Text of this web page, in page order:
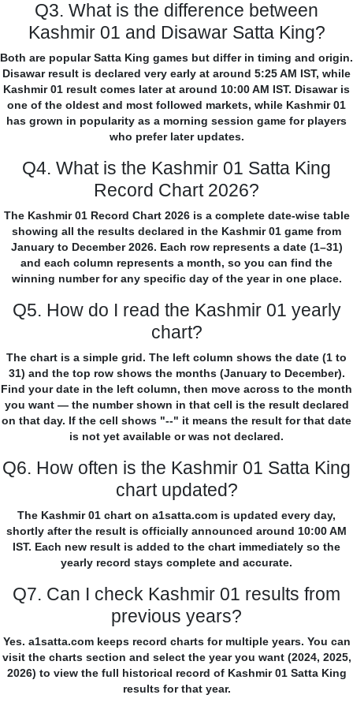
Q3. What is the difference between
Kashmir 01 and Disawar Satta King?
Both are popular Satta King games but differ in timing and origin.
Disawar result is declared very early at around 5:25 AM IST, while
Kashmir 01 result comes later at around 10:00 AM IST. Disawar is
one of the oldest and most followed markets, while Kashmir 01
has grown in popularity as a morning session game for players
who prefer later updates.
Q4. What is the Kashmir 01 Satta King
Record Chart 2026?
The Kashmir 01 Record Chart 2026 is a complete date-wise table
showing all the results declared in the Kashmir 01 game from
January to December 2026. Each row represents a date (1–31)
and each column represents a month, so you can find the
winning number for any specific day of the year in one place.
Q5. How do I read the Kashmir 01 yearly
chart?
The chart is a simple grid. The left column shows the date (1 to
31) and the top row shows the months (January to December).
Find your date in the left column, then move across to the month
you want — the number shown in that cell is the result declared
on that day. If the cell shows "--" it means the result for that date
is not yet available or was not declared.
Q6. How often is the Kashmir 01 Satta King
chart updated?
The Kashmir 01 chart on a1satta.com is updated every day,
shortly after the result is officially announced around 10:00 AM
IST. Each new result is added to the chart immediately so the
yearly record stays complete and accurate.
Q7. Can I check Kashmir 01 results from
previous years?
Yes. a1satta.com keeps record charts for multiple years. You can
visit the charts section and select the year you want (2024, 2025,
2026) to view the full historical record of Kashmir 01 Satta King
results for that year.